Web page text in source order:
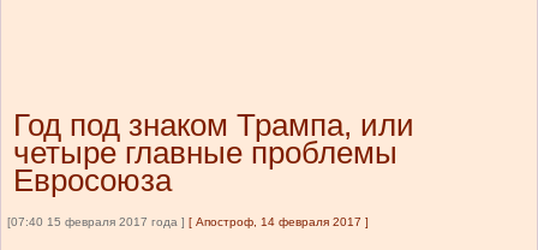
Год под знаком Трампа, или
четыре главные проблемы
Евросоюза
[07:40 15 февраля 2017 года ] [ Апостроф, 14 февраля 2017 ]